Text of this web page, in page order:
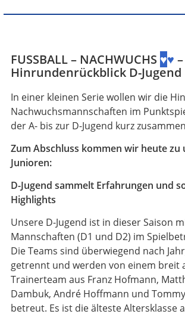
FUSSBALL – NACHWUCHS ♥♥ –
Hinrundenrückblick D-Jugend
In einer kleinen Serie wollen wir die
Nachwuchsmannschaften im
der A- bis zur D-Jugend kurz
Zum Abschluss kommen wir heute zu
Junioren:
D-Jugend sammelt Erfahrungen und
Highlights
Unsere D-Jugend ist in dieser Saison
Mannschaften (D1 und D2) im
Die Teams sind überwiegend nach
getrennt und werden von einem breit
Trainerteam aus Franz Hofmann,
Dambuk, André Hoffmann und
betreut. Es ist die älteste Altersklasse